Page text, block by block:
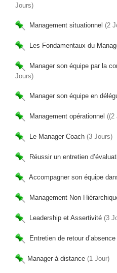
Jours)
Management situationnel (2
Les Fondamentaux du
Manager son équipe par la
Jours)
Manager son équipe en
Management opérationnel ((2
Le Manager Coach (3 Jours)
Réussir un entretien
Accompagner son équipe
Management Non
Leadership et Assertivité (3
Entretien de retour d’absence
Manager à distance (1 Jour)